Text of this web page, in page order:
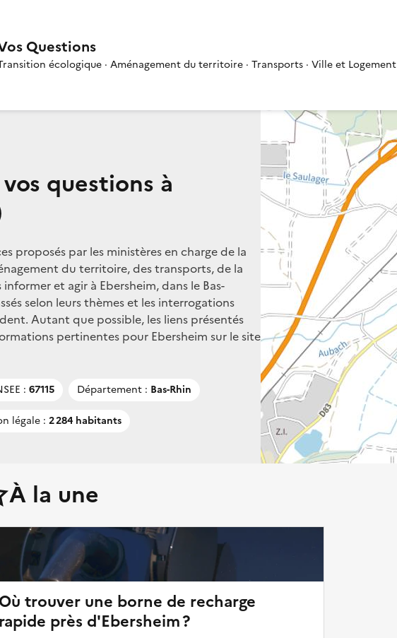
Questions
écologique · Aménagement du territoire · Transports · Ville et Logement
questions à
proposés par les ministères en charge de la
du territoire, des transports, de la
et agir à Ebersheim, dans le Bas-
selon leurs thèmes et les interrogations
Autant que possible, les liens présentés
pertinentes pour Ebersheim sur le site
: 67115 Département : Bas-Rhin
légale : 2 284 habitants
À la une
Où trouver une borne de recharge
rapide près d'Ebersheim ?